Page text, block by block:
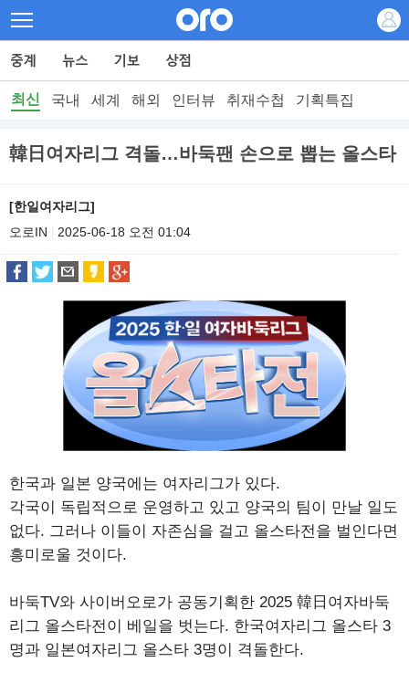
최신 국내 세계 해외 인터뷰 취재수첩 기획특집
韓日여자리그 격돌…바둑팬 손으로 뽑는 올스타
[한일여자리그]
오로IN
2025-06-18 오전 01:04
한국과 일본 양국에는 여자리그가 있다.
각국이 독립적으로 운영하고 있고 양국의 팀이 만날 일도
없다. 그러나 이들이 자존심을 걸고 올스타전을 벌인다면
흥미로울 것이다.
바둑TV와 사이버오로가 공동기획한 2025 韓日여자바둑
리그 올스타전이 베일을 벗는다. 한국여자리그 올스타 3
명과 일본여자리그 올스타 3명이 격돌한다.